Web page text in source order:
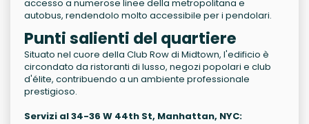
accesso a numerose linee della metropolitana e
autobus, rendendolo molto accessibile per i pendolari.
Punti salienti del quartiere
Situato nel cuore della Club Row di Midtown, l'edificio è
circondato da ristoranti di lusso, negozi popolari e club
d'élite, contribuendo a un ambiente professionale
prestigioso.
Servizi al 34-36 W 44th St, Manhattan, NYC: